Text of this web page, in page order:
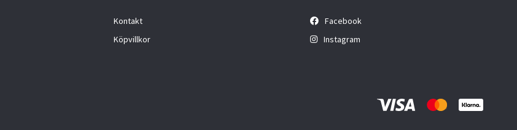
Kontakt
Köpvillkor
Facebook
Instagram